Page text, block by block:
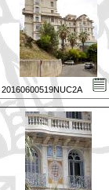
20160600519NUC2A